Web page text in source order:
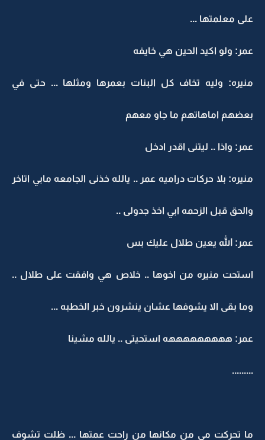
على معلمتها ...
عمر: ولو اكيد الحين هي خايفه
منيره: وليه تخاف كل البنات بعمرها ومثلها ... حتى في
بعضهم اماهاتهم ما جاو معهم
عمر: واذا .. ليتنى اقدر ادخل
منيره: بلا حركات دراميه عمر .. يالله خذنى الجامعه مابي اتاخر
والحق قبل الزحمه ابي اخذ جدولى ..
عمر: الله يعين طلال عليك بس
استحت منيره من اخوها .. خلاص هي وافقت على طلال ..
وما بقى الا يشوفها عشان ينشرون خبر الخطبه ...
عمر: هههههههههه استحيتى .. يالله مشينا
.........
ما تحركت مي من مكانها من راحت عمتها ... ظلت تشوف